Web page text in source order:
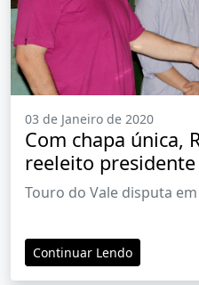
03 de Janeiro de 2020
Com chapa única,
reeleito presidente
Touro do Vale disputa em
Continuar Lendo